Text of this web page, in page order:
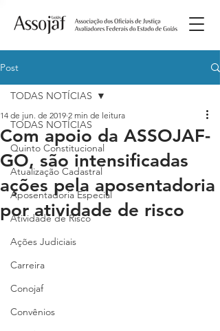
Post
TODAS NOTÍCIAS
Quinto Constitucional
Atualização Cadastral
Aposentadoria Especial
Atividade de Risco
Ações Judiciais
Carreira
Conojaf
Convênios
TODAS NOTÍCIAS
Com apoio da ASSOJAF-
GO, são intensificadas
ações pela aposentadoria
por atividade de risco
14 de jun. de 2019 2 min de leitura